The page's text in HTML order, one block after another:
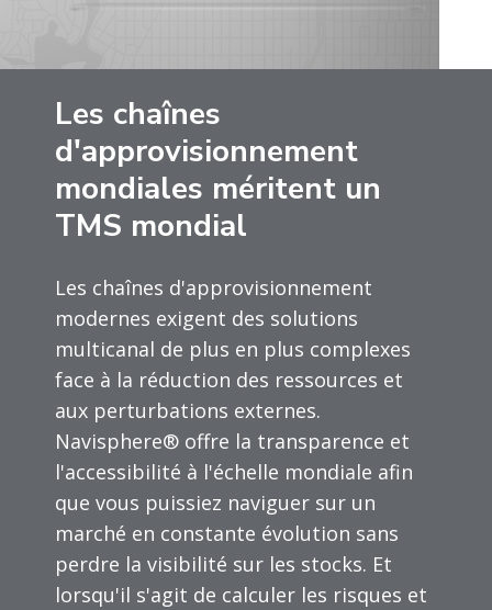
Les chaînes
d'approvisionnement
mondiales méritent un
TMS mondial
Les chaînes d'approvisionnement
modernes exigent des solutions
multicanal de plus en plus complexes
face à la réduction des ressources et
aux perturbations externes.
Navisphere® offre la transparence et
l'accessibilité à l'échelle mondiale afin
que vous puissiez naviguer sur un
marché en constante évolution sans
perdre la visibilité sur les stocks. Et
lorsqu'il s'agit de calculer les risques et